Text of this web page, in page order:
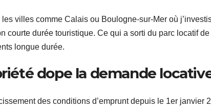
villes comme Calais ou Boulogne-sur-Mer où
courte durée touristique. Ce qui a sorti du parc locatif
longue durée.
dope la demande
des conditions d’emprunt depuis le 1er janvier